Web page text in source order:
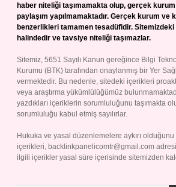
haber niteliği taşımamakta olup, gerçek
paylaşım yapılmamaktadır. Gerçek kurum ve
benzerlikleri tamamen tesadüfidir.
halindedir ve tavsiye niteliği taşımazlar.
Sitemiz, 5651 Sayılı Kanun gereğince Bilgi
Kurumu (BTK) tarafından onaylanmış bir Yer
vermektedir. Bu nedenle, sitedeki içerikleri
veya araştırma yükümlülüğümüz
yazdıkları içeriklerin sorumluluğunu taşımakta
sorumluluğu kabul etmiş sayılırlar.
Hukuka ve yasal düzenlemelere aykırı
içerikleri, backlinkpanelicomtr@gmail.com
ilgili içerikler yasal süre içerisinde sitemizden